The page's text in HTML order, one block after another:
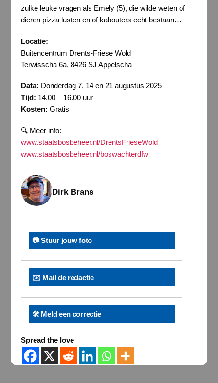
zulke leuke vragen als Emely (5), die wilde weten of
dieren pizza lusten en of kabouters echt bestaan…
Locatie:
Buitencentrum Drents-Friese Wold
Terwisscha 6a, 8426 SJ Appelscha
Data: Donderdag 7, 14 en 21 augustus 2025
Tijd: 14.00 – 16.00 uur
Kosten: Gratis
🔍 Meer info:
www.staatsbosbeheer.nl/DrentsFrieseWold
www.staatsbosbeheer.nl/boswachterdfw
Dirk Brans
📷 Stuur jouw foto
✉️ Mail de redactie
🛠️ Meld een correctie
Spread the love